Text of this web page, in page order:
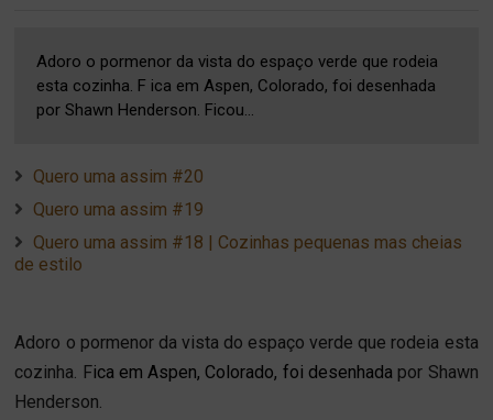
Adoro o pormenor da vista do espaço verde que rodeia
esta cozinha. F ica em Aspen, Colorado, foi desenhada
por Shawn Henderson. Ficou...
Quero uma assim #20
Quero uma assim #19
Quero uma assim #18 | Cozinhas pequenas mas cheias
de estilo
Adoro o pormenor da vista do espaço verde que rodeia esta
cozinha. Fica em Aspen, Colorado, foi desenhada por Shawn
Henderson.